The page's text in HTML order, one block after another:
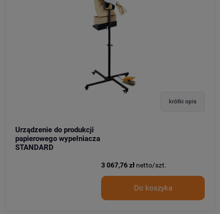
krótki opis
Urządzenie do produkcji
papierowego wypełniacza
STANDARD
3 067,76 zł netto/szt.
Do koszyka